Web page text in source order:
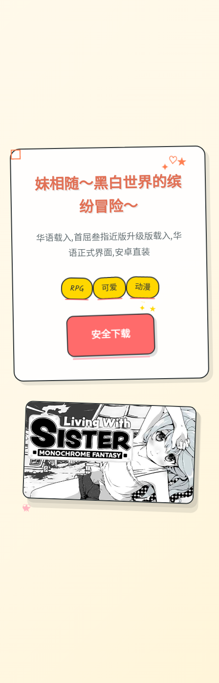
妹相随～黑白世界的缤
纷冒险～
✦ ♡ ★
华语载入,首屈叁指近版升级版载入,华
语正式界面,安卓直装
RPG 可爱 动漫
安全下载
→
✦ ★
✧
♡
★
♥